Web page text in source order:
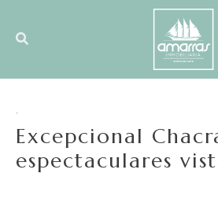
,
Excepcional
espectaculares